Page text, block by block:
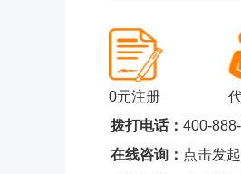
0元注册
拨打电话： 400-
在线咨询： 点击发